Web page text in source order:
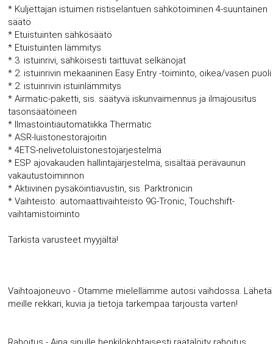
* Kuljettajan istuimen ristiseläntuen sähkötoiminen 4-suuntainen
säätö
* Etuistuinten sähkösäätö
* Etuistuinten lämmitys
* 3. istuinrivi, sähköisesti taittuvat selkänojat
* 2. istuinrivin mekaaninen Easy Entry -toiminto, oikea/vasen puoli
* 2. istuinrivin istuinlämmitys
* Airmatic-paketti, sis. säätyvä iskunvaimennus ja ilmajousitus
tasonsäätöineen
* Ilmastointiautomatiikka Thermatic
* ASR-luistonestorajoitin
* 4ETS-nelivetoluistonestojärjestelmä
* ESP ajovakauden hallintajärjestelmä, sisältää perävaunun
vakautustoiminnon
* Aktiivinen pysäköintiavustin, sis. Parktronicin
* Vaihteisto: automaattivaihteisto 9G-Tronic, Touchshift-
vaihtamistoiminto
Tarkista varusteet myyjältä!
Vaihtoajoneuvo - Otamme mielellämme autosi vaihdossa. Lähetä
meille rekkari, kuvia ja tietoja tarkempaa tarjousta varten!